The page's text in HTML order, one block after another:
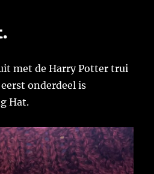
met de Harry Potter trui
onderdeel is
Hat.